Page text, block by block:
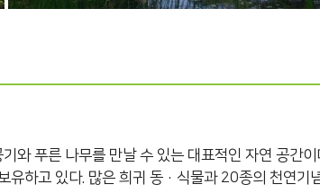
와 푸른 나무를 만날 수 있는 대표적인 자연 공간이
하고 있다. 많은 희귀 동·식물과 20종의 천연기